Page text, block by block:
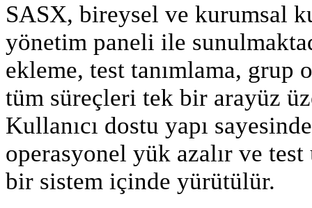
SASX, bireysel ve kurumsal
yönetim paneli ile
ekleme, test tanımlama,
tüm süreçleri tek bir arayüz
Kullanıcı dostu yapı
operasyonel yük azalır ve
bir sistem içinde yürütülür.